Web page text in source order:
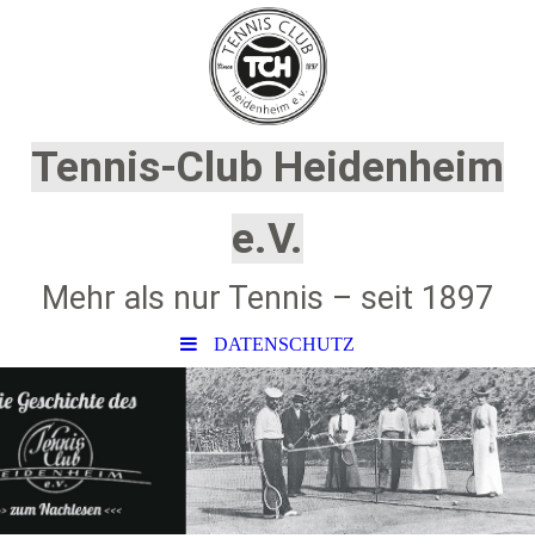
Tennis-Club Heidenheim
e.V.
Mehr als nur Tennis – seit 1897
DATENSCHUTZ